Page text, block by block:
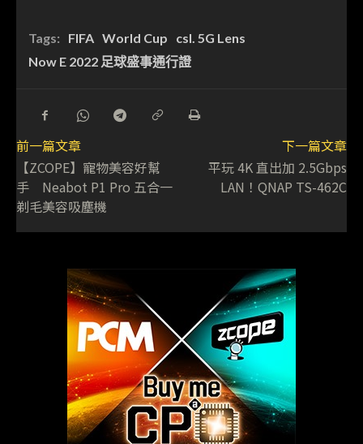
Tags: FIFA World Cup
csl. 5G Lens
Now E 2022 足球盛事通行證
前一篇文章
【ZCOPE】寵物美容好幫
手 Neabot P1 Pro 五合一
剃毛美容吸塵機
下一篇文章
平玩 4K 直出加 2.5Gbps
LAN！QNAP TS-462C